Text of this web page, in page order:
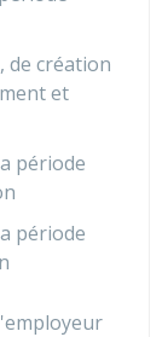
de création
et
période
période